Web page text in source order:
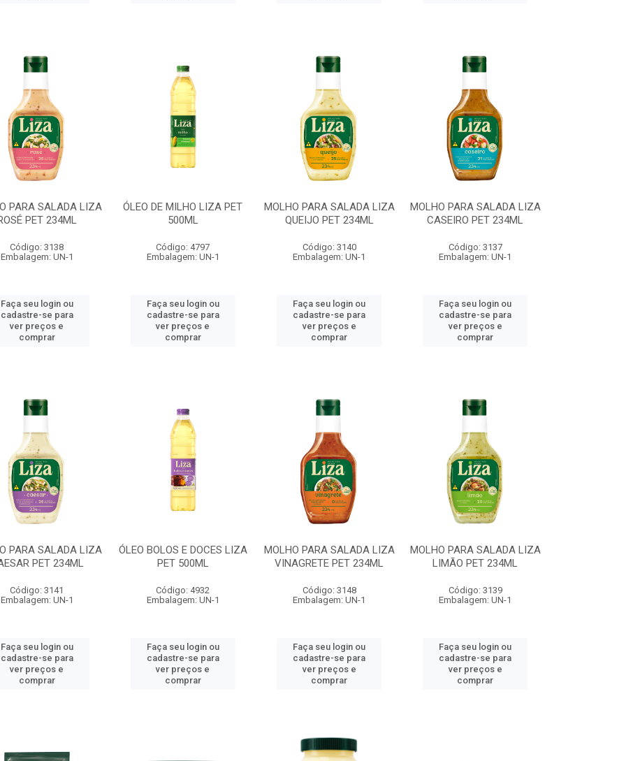
PARA SALADA LIZA
PET 234ML
Código: 3138
Embalagem: UN-1
Faça seu login ou
cadastre-se para
ver preços e
comprar
ÓLEO DE MILHO LIZA PET
500ML
Código: 4797
Embalagem: UN-1
Faça seu login ou
cadastre-se para
ver preços e
comprar
MOLHO PARA SALADA LIZA
QUEIJO PET 234ML
Código: 3140
Embalagem: UN-1
Faça seu login ou
cadastre-se para
ver preços e
comprar
MOLHO PARA SALADA LIZA
CASEIRO PET 234ML
Código: 3137
Embalagem: UN-1
Faça seu login ou
cadastre-se para
ver preços e
comprar
PARA SALADA LIZA
PET 234ML
Código: 3141
Embalagem: UN-1
Faça seu login ou
cadastre-se para
ver preços e
comprar
ÓLEO BOLOS E DOCES LIZA
PET 500ML
Código: 4932
Embalagem: UN-1
Faça seu login ou
cadastre-se para
ver preços e
comprar
MOLHO PARA SALADA LIZA
VINAGRETE PET 234ML
Código: 3148
Embalagem: UN-1
Faça seu login ou
cadastre-se para
ver preços e
comprar
MOLHO PARA SALADA LIZA
LIMÃO PET 234ML
Código: 3139
Embalagem: UN-1
Faça seu login ou
cadastre-se para
ver preços e
comprar